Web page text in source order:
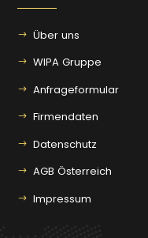
Über uns
WIPA Gruppe
Anfrageformular
Firmendaten
Datenschutz
AGB Österreich
Impressum